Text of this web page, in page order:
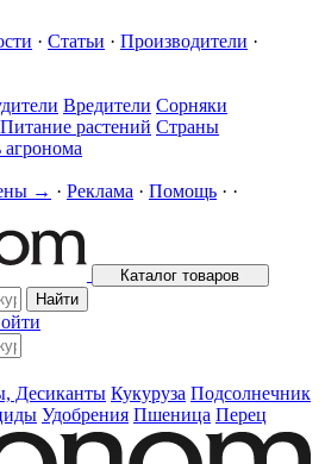
· Статьи · Производители ·
Вредители Сорняки
Питание растений Страны
агронома
→ · Реклама · Помощь · ·
Каталог товаров
Найти
Десиканты Кукуруза Подсолнечник
Удобрения Пшеница Перец